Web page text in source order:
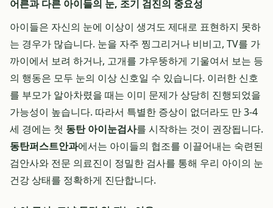
어른과 다른 아이들의 눈, 조기 검진의 중요성
아이들은 자신의 눈에 이상이 생겨도 제대로 표현하지 못하
는 경우가 많습니다. 눈을 자주 찡그리거나 비비고, TV를 가
까이에서 보려 하거나, 고개를 갸우뚱하게 기울여서 보는 등
의 행동은 모두 눈의 이상 신호일 수 있습니다. 이러한 신호
를 부모가 알아차렸을 때는 이미 문제가 상당히 진행되었을
가능성이 높습니다. 따라서 특별한 증상이 없더라도 만 3-4
세 경에는 첫 동탄 아이눈검사를 시작하는 것이 권장됩니다.
동탄퍼스트안과에서는 아이들의 협조를 이끌어내는 숙련된
검안사와 전문 의료진이 정밀한 검사를 통해 우리 아이의 눈
건강 상태를 정확하게 진단합니다.